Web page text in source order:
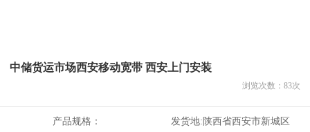
中储货运市场西安移动宽带 西安上门安装
浏览次数： 83次
产品规格： 发货地:陕西省西安市新城区